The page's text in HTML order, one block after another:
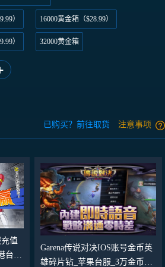
） 16000黄金箱（$28.99）
） 32000黄金箱
已购买？前往取货 注意事项
Garena传说对决IOS账号金币英
雄碎片钻_苹果台服_3万金币+8